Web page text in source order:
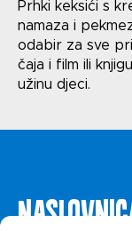
Prhki keksići s
namaza i
odabir za sve
čaja i film ili
užinu djeci.